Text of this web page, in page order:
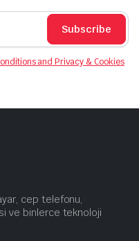
Subscribe
and Privacy & Cookies
cep telefonu,
ve binlerce teknoloji